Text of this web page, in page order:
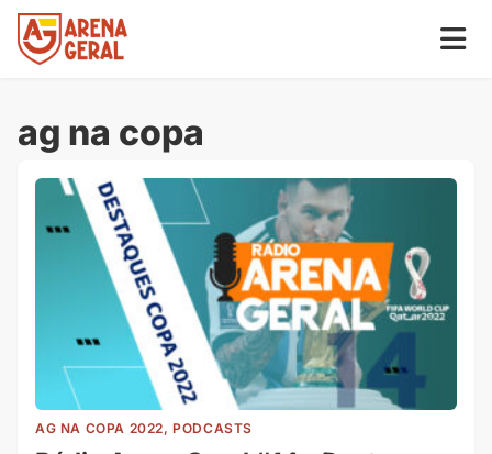
ag na copa
AG NA COPA 2022, PODCASTS